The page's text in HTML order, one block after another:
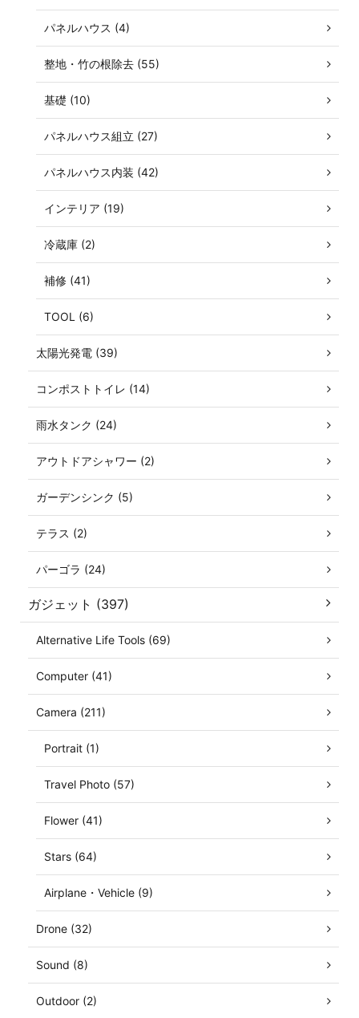
パネルハウス (4)
整地・竹の根除去 (55)
基礎 (10)
パネルハウス組立 (27)
パネルハウス内装 (42)
インテリア (19)
冷蔵庫 (2)
補修 (41)
TOOL (6)
太陽光発電 (39)
コンポストトイレ (14)
雨水タンク (24)
アウトドアシャワー (2)
ガーデンシンク (5)
テラス (2)
パーゴラ (24)
ガジェット (397)
Alternative Life Tools (69)
Computer (41)
Camera (211)
Portrait (1)
Travel Photo (57)
Flower (41)
Stars (64)
Airplane・Vehicle (9)
Drone (32)
Sound (8)
Outdoor (2)